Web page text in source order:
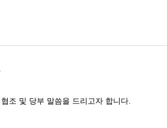
조 및 당부 말씀을 드리고자 합니다.